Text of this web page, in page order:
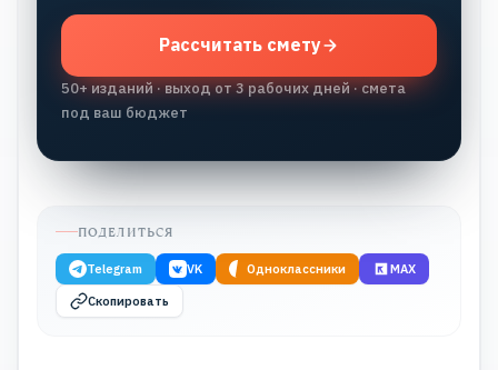
Рассчитать смету
50+ изданий · выход от 3 рабочих дней · смета
под ваш бюджет
ПОДЕЛИТЬСЯ
Telegram VK Одноклассники MAX
Скопировать